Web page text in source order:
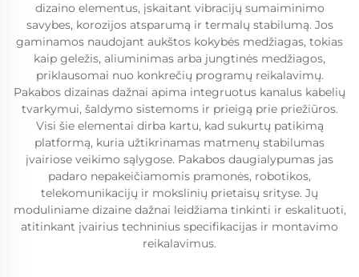
dizaino elementus, įskaitant vibracijų sumaiminimo
savybes, korozijos atsparumą ir termalų stabilumą. Jos
gaminamos naudojant aukštos kokybės medžiagas, tokias
kaip geležis, aliuminimas arba jungtinės medžiagos,
priklausomai nuo konkrečių programų reikalavimų.
Pakabos dizainas dažnai apima integruotus kanalus kabelių
tvarkymui, šaldymo sistemoms ir prieigą prie priežiūros.
Visi šie elementai dirba kartu, kad sukurtų patikimą
platformą, kuria užtikrinamas matmenų stabilumas
įvairiose veikimo sąlygose. Pakabos daugialypumas jas
padaro nepakeičiamomis pramonės, robotikos,
telekomunikacijų ir mokslinių prietaisų srityse. Jų
moduliniame dizaine dažnai leidžiama tinkinti ir eskalituoti,
atitinkant įvairius techninius specifikacijas ir montavimo
reikalavimus.